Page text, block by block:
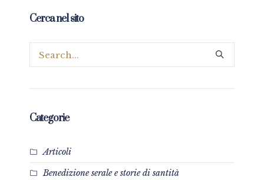
Cerca nel sito
Categorie
Articoli
Benedizione serale e storie di santità